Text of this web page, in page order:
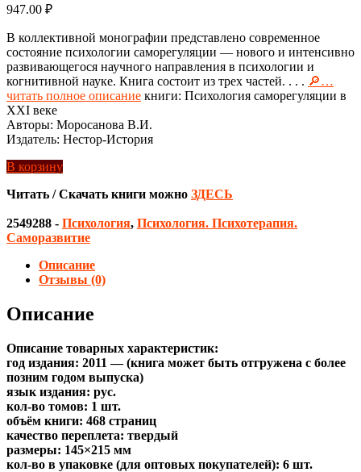
947.00 ₽
В коллективной монографии представлено современное
состояние психологии саморегуляции — нового и интенсивно
развивающегося научного направления в психологии и
когнитивной науке. Книга состоит из трех частей. . . . 🔎…
читать полное описание книги: Психология саморегуляции в
ХХI веке
Авторы: Моросанова В.И.
Издатель: Нестор-История
В корзину
Читать / Скачать книги можно ЗДЕСЬ
2549288 - Психология, Психология. Психотерапия.
Саморазвитие
Описание
Отзывы (0)
Описание
Описание товарных характеристик:
год издания: 2011 — (книга может быть отгружена c более
позним годом выпуска)
язык издания: рус.
кол-во томов: 1 шт.
объём книги: 468 страниц
качество переплета: твердый
размеры: 145×215 мм
кол-во в упаковке (для оптовых покупателей): 6 шт.